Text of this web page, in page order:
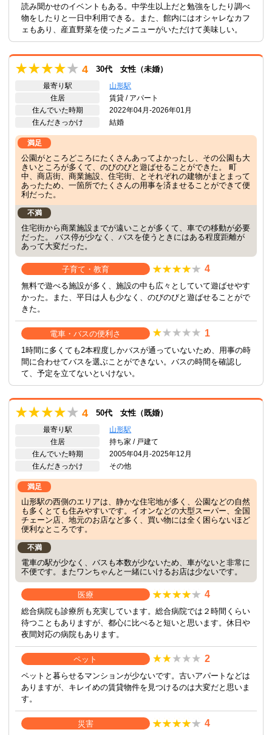
読み聞かせのイベントもある。中学生以上だと勉強をしたり調べ
物をしたりと一日中利用できる。また、館内にはオシャレなカフ
ェもあり、産直野菜を使ったメニューがいただけて美味しい。
4 30代 女性（未婚）
最寄り駅
山形駅
住居
賃貸 / アパート
住んでいた時期
2022年04月-2026年01月
住んだきっかけ
結婚
満足
公園がところどころにたくさんあってよかったし、その公園も大
きいところが多くて、のびのびと遊ばせることができた。 町
中、商店街、商業施設、住宅街、とそれぞれの建物がまとまって
あったため、一箇所でたくさんの用事を済ませることができて便
利だった。
不満
住宅街から商業施設までが遠いことが多くて、車での移動が必要
だった。 バス停が少なく、バスを使うときにはある程度距離が
あって大変だった。
子育て・教育 4
無料で遊べる施設が多く、施設の中も広々としていて遊ばせやす
かった。また、平日は人も少なく、のびのびと遊ばせることがで
きた。
電車・バスの便利さ 1
1時間に多くても2本程度しかバスが通っていないため、用事の時
間に合わせてバスを選ぶことができない。バスの時間を確認し
て、予定を立てないといけない。
4 50代 女性（既婚）
最寄り駅
山形駅
住居
持ち家 / 戸建て
住んでいた時期
2005年04月-2025年12月
住んだきっかけ
その他
満足
山形駅の西側のエリアは、静かな住宅地が多く、公園などの自然
も多くとても住みやすいです。イオンなどの大型スーパー、全国
チェーン店、地元のお店など多く、買い物には全く困らないほど
便利なところです。
不満
電車の駅が少なく、バスも本数が少ないため、車がないと非常に
不便です。またワンちゃんと一緒にいけるお店は少ないです。
医療 4
総合病院も診療所も充実しています。総合病院では２時間くらい
待つこともありますが、都心に比べると短いと思います。休日や
夜間対応の病院もあります。
ペット 2
ペットと暮らせるマンションが少ないです。古いアパートなどは
ありますが、キレイめの賃貸物件を見つけるのは大変だと思いま
す。
災害 4